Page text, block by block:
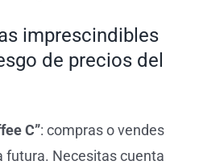
imprescindibles
de precios del
C”: compras o vendes
futura. Necesitas cuenta